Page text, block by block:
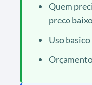
Quem
preco baixo
Uso basico